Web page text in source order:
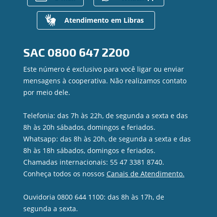
Mapa do site
Gerenciar Cookies
Regularização de dívidas
Valores a Receber
Contato
Ouvidoria
Atendimento em Libras
SAC 0800 647 2200
Este número é exclusivo para você ligar ou enviar
mensagens à cooperativa. Não realizamos contato
por meio dele.
Telefonia: das 7h às 22h, de segunda a sexta e das
8h às 20h sábados, domingos e feriados.
Whatsapp: das 8h às 20h, de segunda a sexta e das
8h às 18h sábados, domingos e feriados.
Chamadas internacionais: 55 47 3381 8740.
Conheça todos os nossos Canais de Atendimento.
Ouvidoria 0800 644 1100: das 8h às 17h, de
segunda a sexta.